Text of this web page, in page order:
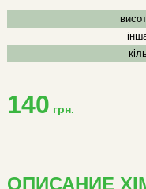
140 грн.
ОПИСАНИЕ